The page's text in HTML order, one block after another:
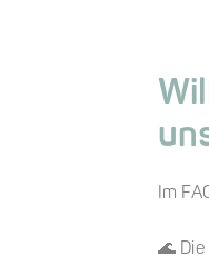
Im
🌊